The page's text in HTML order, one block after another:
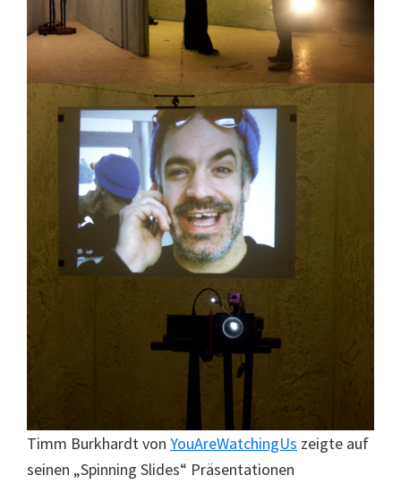
Timm Burkhardt von YouAreWatchingUs zeigte auf
seinen „Spinning Slides“ Präsentationen